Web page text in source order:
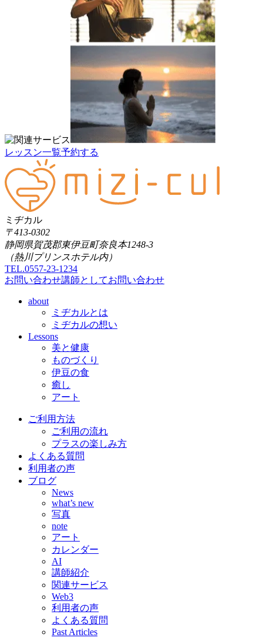
レッスン一覧予約する
ミヂカル
〒413-0302
静岡県賀茂郡東伊豆町奈良本1248-3
（熱川プリンスホテル内）
TEL.0557-23-1234
お問い合わせ講師としてお問い合わせ
about
ミヂカルとは
ミヂカルの想い
Lessons
美と健康
ものづくり
伊豆の食
癒し
アート
ご利用方法
ご利用の流れ
プラスの楽しみ方
よくある質問
利用者の声
ブログ
News
what’s new
写真
note
アート
カレンダー
AI
講師紹介
関連サービス
Web3
利用者の声
よくある質問
Past Articles